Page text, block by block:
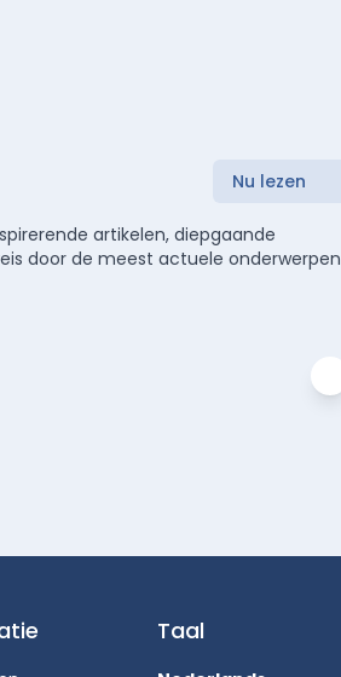
Nu lezen
artikelen, diepgaande
door de meest actuele onderwerpen
Taal